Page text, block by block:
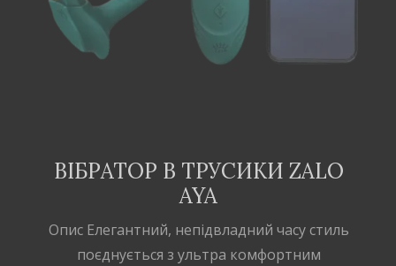
ВІБРАТОР В ТРУСИКИ ZALO
AYA
Опис Елегантний, непідвладний часу стиль
поєднується з ультра комфортним